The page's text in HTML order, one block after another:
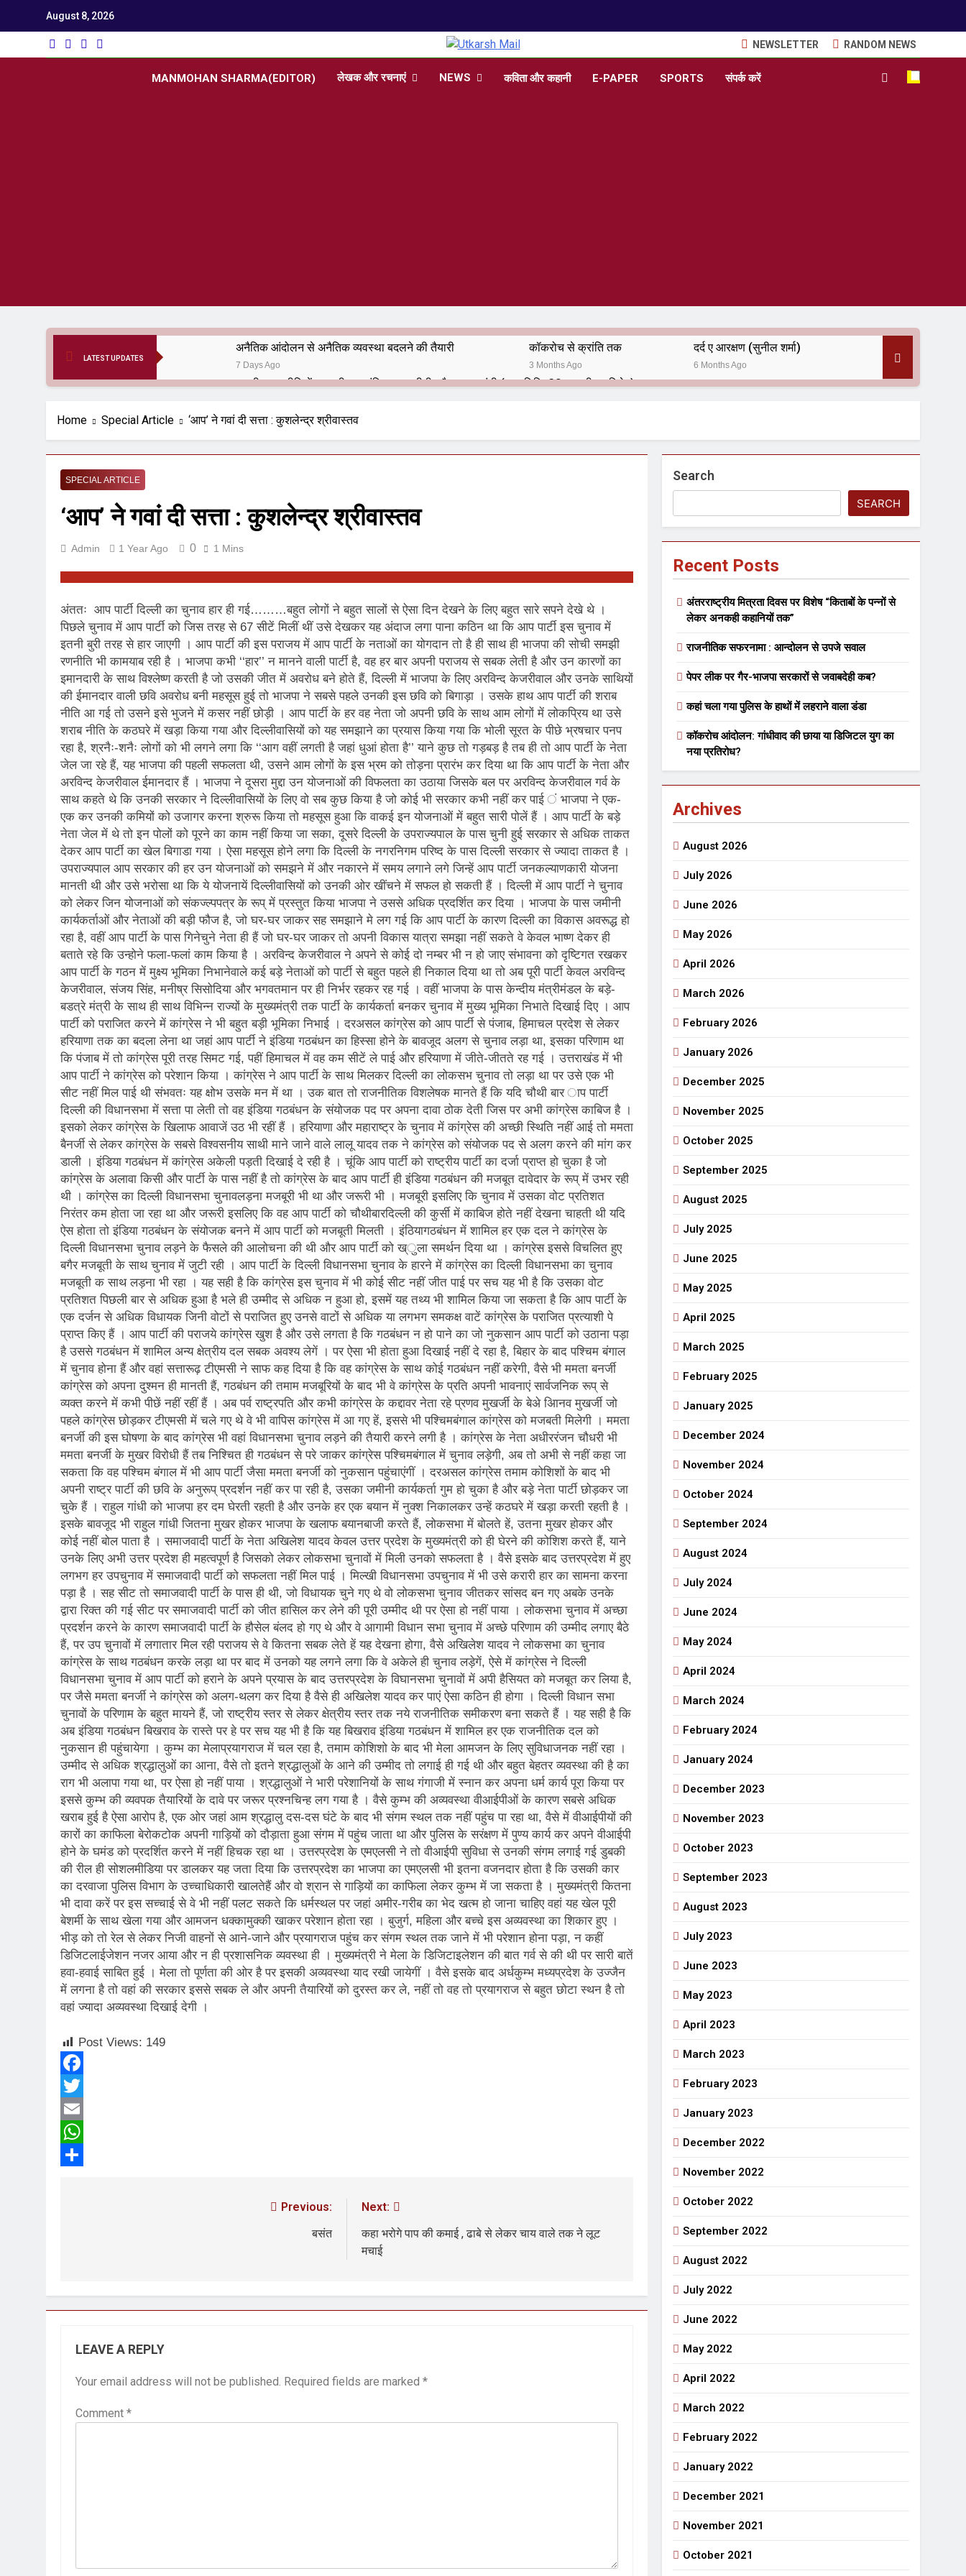
August 8, 2026
Utkarsh Mail
NEWSLETTER RANDOM NEWS
MANMOHAN SHARMA(EDITOR) लेखक और रचनाएं NEWS कविता और कहानी E-PAPER SPORTS संपर्क करें
LATEST UPDATES
अनैतिक आंदोलन से अनैतिक व्यवस्था बदलने की तैयारी
7 Days Ago
कॉकरोच से क्रांति तक
3 Months Ago
दर्द ए आरक्षण (सुनील शर्मा)
6 Months Ago
भारतीय राजनीति में आज भी प्रासांगिक एव अद्वीतीय है महात्मा गांधी (पुण्य तिथि-30 जनवरी पर विशेष)
आर्य समाज मधुबनी बिहार का शताब्दी समारोह
हरियाणा सरकार के बाबा बंदा सिंह बहादुर की स्मृति में स्मारक निर्माण की दिशा में बढ़ते कदम
1 Year Ago
पाकिस्तान और PoK में 9 आतंकी ठिकानों पर भारत ने की एयर स्ट्राइक (ऑपरेशन सिन्दूर)
1 Year Ago
अनुराधा प्रकाशन, नई दिल्ली द्वारा ‘पुस्तक लोकार्पण, काव्य गोष्ठी एवं सम्मान समारोह’ का भव्य आयोजन
2 Years Ago
कितना बदल गया इंसान’ (सम्पादकीय)
2 Years Ago
अबकी बार हुए न पार
2 Years Ago
दिल्ली की फ़िरदौस ख़ान को मिला बेस्ट वालंटियर अवॉर्ड–लाल बिहारी लाल
2 Years Ago
समाज सेवा मे तत्पर दानवीर परिवार
“अंतर्राष्ट्रीय महिला दिवस “ की बहुत बहुत बधाई
2 Years Ago
भारत रत्न जननायक कर्पूरी ठाकुर
3 Years Ago
राम नाम लो प्रेम से – मनमोहन शर्मा ‘शरण’ (सम्पादकीय )
3 Years Ago
विश्व पुस्तक मेले (10-18 फरवरी) में अनुराधा प्रकाशन के स्टाल पर अपनी पुस्तक को प्रदर्शित/विमोचन हेतु संपर्क करें
3 Years Ago
२१वीं सदी में विश्व में हिंदी भाषा की स्वीकृति
3 Years Ago
मत बहाओ खून
3 Years Ago
सम्पादकीय : इंडिया / भारत , जी-20 में ‘भार-त’ का चमका सितारा
3 Years Ago
नोसेना प्रमुख एडमिरल आर हरि कुमार ने किया अनुराधा प्रकाशन की पुस्तकों एवं ‘उत्कर्ष मेल’ का लोकार्पण
3 Years Ago 3 Years Ago
डॉ. अम्बेडकर भारत के भव्यभाल पर एक सुरम्य तिलकहैं
3 Years Ago
श्री हनुमानजी का जन्म महोत्सव का भव्य आयोजन
3 Years Ago
अंतरराष्ट्रीय मित्रता दिवस पर विशेष “किताबों के पन्नों से लेकर अनकही कहानियों तक”
6 Days Ago
राजनीतिक सफरनामा : आन्दोलन से उपजे सवाल
पेपर लीक पर गैर-भाजपा सरकारों से जवाबदेही कब?
7 Days Ago
कहां चला गया पुलिस के हाथों में लहराने वाला डंडा
7 Days Ago
कॉकरोच आंदोलन: गांधीवाद की छाया या डिजिटल युग का नया प्रतिरोध?
7 Days Ago
संस्मरण : गर्मी की छुट्टियां और बचपन
Home Special Article ‘आप’ ने गवां दी सत्ता : कुशलेन्द्र श्रीवास्तव
SPECIAL ARTICLE
‘आप’ ने गवां दी सत्ता : कुशलेन्द्र श्रीवास्तव
Admin 1 Year Ago 0 1 Mins
अंततः आप पार्टी दिल्ली का चुनाव हार ही गई………बहुत लोगों ने बहुत सालों से ऐसा दिन देखने के लिए बहुत सारे सपने देखे थे ।
पिछले चुनाव में आप पार्टी को जिस तरह से 67 सीटें मिलीं थीं उसे देखकर यह अंदाज लगा पाना कठिन था कि आप पार्टी इस चुनाव में
इतनी बुरी तरह से हार जाएगी । आप पार्टी की इस पराजय में आप पार्टी के नताओं का योगदान तो है ही साथ ही भाजपा की सोची समझी
रणनीति भी कामयाब रही है । भाजपा कभी ‘‘हार’’ न मानने वाली पार्टी है, वह हर बार अपनी पराजय से सबक लेती है और उन कारणों का
इमानदारी के साथ विश्लेष्ण करती है जो उसकी जीत में अवरोध बने होते हैं, दिल्ली में भाजपा के लिए अरविन्द केजरीवाल और उनके साथियों
की ईमानदार वाली छवि अवरोध बनी महसूस हुई तो भाजपा ने सबसे पहले उनकी इस छवि को बिगाड़ा । उसके हाथ आप पार्टी की शराब
नीति आ गई तो उसने इसे भुजने में कसर नहीं छोड़ी । आप पार्टी के हर वह नेता जो अपनी छवि के साथ आम लोगों में लोकप्रिय था उसे
शराब नीति के कठघरे में खड़ा किया गया और दिल्लीवासियों को यह समझाने का प्रयास किया गया कि भोली सूरत के पीछे भ्रषचार पनप
रहा है, श्रनैः-शनैः लोगों को भी लगने लगा कि ‘‘आग वहीं लगती है जहां धुआं होता है’’ याने कुछ तो गड़बड़ है तब ही तो आप पार्टी के नेता
जेल जा रहे हैं, यह भाजपा की पहली सफलता थी, उसने आम लोगों के इस भ्रम को तोड़ना प्रारंभ कर दिया था कि आप पार्टी के नेता और
अरविन्द केजरीवाल ईमानदार हैं । भाजपा ने दूसरा मुद्दा उन योजनाओं की विफलता का उठाया जिसके बल पर अरविन्द केजरीवाल गर्व के
साथ कहते थे कि उनकी सरकार ने दिल्लीवासियों के लिए वो सब कुछ किया है जो कोई भी सरकार कभी नहीं कर पाई ं भाजपा ने एक-
एक कर उनकी कमियों को उजागर करना श्रुरू किया तो महसूस हुआ कि वाकई इन योजनाओं में बहुत सारी पोलें हैं । आप पार्टी के बड़े
नेता जेल में थे तो इन पोलों को पूरने का काम नहीं किया जा सका, दूसरे दिल्ली के उपराज्यपाल के पास चुनी हुई सरकार से अधिक ताकत
देकर आप पार्टी का खेल बिगाडा गया । ऐसा महसूस होने लगा कि दिल्ली के नगरनिगम परिष्द के पास दिल्ली सरकार से ज्यादा ताकत है ।
उपराज्यपाल आप सरकार की हर उन योजनाओं को समझने में और नकारने में समय लगाने लगे जिन्हें आप पार्टी जनकल्याणकारी योजना
मानती थी और उसे भरोसा था कि ये योजनायें दिल्लीवासियों को उनकी ओर खींचने में सफल हो सकती हैं । दिल्ली में आप पार्टी ने चुनाव
को लेकर जिन योजनाओं को संकज्ल्पपत्र के रूप् में प्रस्तुत किया भाजपा ने उससे अधिक प्रदर्शित कर दिया । भाजपा के पास जमीनी
कार्यकर्ताओं और नेताओं की बड़ी फौज है, जो घर-घर जाकर सह समझाने मे लग गई कि आप पार्टी के कारण दिल्ली का विकास अवरूद्ध हो
रहा है, वहीं आप पार्टी के पास गिनेचुने नेता ही हैं जो घर-घर जाकर तो अपनी विकास यात्रा समझा नहीं सकते वे केवल भाष्ण देकर ही
बताते रहे कि उन्होने फला-फलां काम किया है । अरविन्द केजरीवाल ने अपने से कोई दो नम्बर भी न हो जाए संभावना को दृष्टिगत रखकर
आप पार्टी के गठन में मुक्ष्य भूमिका निभानेवाले कई बड़े नेताओं को पार्टी से बहुत पहले ही निकाल दिया था तो अब पूरी पार्टी केवल अरविन्द
केजरीवाल, संजय सिंह, मनीष्र सिसोदिया और भगवतमान पर ही निर्भर रहकर रह गई । वहीं भाजपा के पास केन्दीय मंत्रीमंडल के बड़े-
बडत्रे मंत्री के साथ ही साथ विभिन्न राज्यों के मुख्यमंत्री तक पार्टी के कार्यकर्ता बनकर चुनाव में मुख्य भूमिका निभाते दिखाई दिए । आप
पार्टी को पराजित करने में कांग्रेस ने भी बहुत बड़ी भूमिका निभाई । दरअसल कांग्रेस को आप पार्टी से पंजाब, हिमाचल प्रदेश से लेकर
हरियाणा तक का बदला लेना था जहां आप पार्टी ने इंडिया गठबंधन का हिस्सा होने के बावजूद अलग से चुनाव लड़ा था, इसका परिणाम था
कि पंजाब में तो कांग्रेस पूरी तरह सिमट गई, पहीं हिमाचल में वह कम सीटें ले पाई और हरियाणा में जीते-जीतते रह गई । उत्तराखंड में भी
आप पार्टी ने कांग्रेस को परेशान किया । कांग्रेस ने आप पार्टी के साथ मिलकर दिल्ली का लोकसभ चुनाव तो लड़ा था पर उसे एक भी
सीट नहीं मिल पाई थी संभवतः यह क्षोभ उसके मन में था । उक बात तो राजनीतिक विशलेषक मानते हैं कि यदि चौथी बार ाप पार्टी
दिल्ली की विधानसभा में सत्ता पा लेती तो वह इंडिया गठबंधन के संयोजक पद पर अपना दावा ठोक देती जिस पर अभी कांग्रेस काबिज है ।
इसको लेकर कांग्रेस के खिलाफ आवाजें उठ भी रहीं हैं । हरियाणा और महाराष्ट्र के चुनाव में कांग्रेस की अच्छी स्थिति नहीं आई तो ममता
बैनर्जी से लेकर कांग्रेस के सबसे विश्वसनीय साथी माने जाने वाले लालू यादव तक ने कांग्रेस को संयोजक पद से अलग करने की मांग कर
डाली । इंडिया गठबंधन में कांग्रेस अकेली पड़ती दिखाई दे रही है । चूंकि आप पार्टी को राष्ट्रीय पार्टी का दर्जा प्राप्त हो चुका है जो
कांग्रेस के अलावा किसी और पार्टी के पास नहीं है तो कांग्रेस के बाद आप पार्टी ही इंडिया गठबंधन की मजबूत दावेदार के रूप् में उभर रही
थी । कांग्रेस का दिल्ली विधानसभा चुनावलड़ना मजबूरी भी था और जरूरी भी । मजबूरी इसलिए कि चुनाव में उसका वोट प्रतिशत
निरंतर कम होता जा रहा था और जरूरी इसलिए कि वह आप पार्टी को चौथीबारदिल्ली की कुर्सी में काबिज होते नहीं देखना चाहती थी यदि
ऐस होता तो इंडिया गठबंधन के संयोजक बनने में आप पार्टी को मजबूती मिलती । इंठियागठबंधन में शामिल हर एक दल ने कांग्रेस के
दिल्ली विधानसभा चुनाव लड़ने के फैसले की आलोचना की थी और आप पार्टी को ख्ुला समर्थन दिया था । कांग्रेस इससे विचलित हुए
बगैर मजबूती के साथ चुनाव में जुटी रही । आप पार्टी के दिल्ली विधानसभा चुनाव के हारने में कांग्रेस का दिल्ली विधानसभा का चुनाव
मजबूती क साथ लड़ना भी रहा । यह सही है कि कांग्रेस इस चुनाव में भी कोई सीट नहीं जीत पाई पर सच यह भी है कि उसका वोट
प्रतिशत पिछली बार से अधिक हुआ है भले ही उम्मीद से अधिक न हुआ हो, इसमें यह तथ्य भी शामिल किया जा सकता है कि आप पार्टी के
एक दर्जन से अधिक विधायक जिनी वोटों से पराजित हुए उनसे वाटों से अधिक या लगभग समकक्ष वाटें कांग्रेस के पराजित प्रत्याशी पे
प्राप्त किए हैं । आप पार्टी की पराजये कांग्रेस खुश है और उसे लगता है कि गठबंधन न हो पाने का जो नुकसान आप पार्टी को उठाना पड़ा
है उससे गठबंधन में शामिल अन्य क्षेत्रीय दल सबक अवश्य लेगें । पर ऐसा भी होता हुआ दिखाई नहीं दे रहा है, बिहार के बाद पश्चिम बंगाल
में चुनाव होना हैं और वहां सत्तारूढ़ टीएमसी ने साफ कह दिया है कि वह कांग्रेस के साथ कोई गठबंधन नहीं करेगी, वैसे भी ममता बनर्जी
कांग्रेस को अपना दुश्मन ही मानती हैं, गठबंधन की तमाम मजबूरियों के बाद भी वे कांग्रेस के प्रति अपनी भावनाएं सार्वजनिक रूप् से
व्यक्त करने में कभी पीछें नहीं रहीं हैं । अब पर्व राष्ट्रपति और कभी कांग्रेस के कद्दावर नेता रहे प्रणव मुखर्जी के बेअे अिानव मुखर्जी जो
पहले कांग्रेस छोड़कर टीएमसी में चले गए थे वे भी वापिस कांग्रेस में आ गए हें, इससे भी पश्चिमबंगाल कांग्रेस को मजबती मिलेगी । ममता
बनर्जी की इस घोषणा के बाद कांग्रेस भी वहां विधानसभा चुनाव लड़ने की तैयारी करने लगी है । कांग्रेस के नेता अधीररंजन चौधरी भी
ममता बनर्जी के मुखर विरोधी हैं तब निश्चित ही गठबंधन से परे जाकर कांग्रेस पश्चिमबंगाल में चुनाव लड़ेगी, अब तो अभी से नहीं कहा जा
सकता कि वह पश्चिम बंगाल में भी आप पार्टी जैसा ममता बनर्जी को नुकसान पहुंचाएंगीं । दरअसल कांग्रेस तमाम कोशिशों के बाद भी
अपनी राष्ट्र पार्टी की छवि के अनुरूप् प्रदर्शन नहीं कर पा रही है, उसका जमीनी कार्यकर्ता गुम हो चुका है और बड़े नेता पार्टी छोड़कर जा
चुके हैं । राहुल गांधी को भाजपा हर दम घेरती रहती है और उनके हर एक बयान में नुक्श निकालकर उन्हें कठघरे में खड़ा करती रहती है ।
इसके बावजूद भी राहुल गांधी जितना मुखर होकर भाजपा के खलाफ बयानबाजी करते हैं, लोकसभा में बोलते हें, उतना मुखर होकर और
कोई नहीं बोल पाता है । समाजवादी पार्टी के नेता अखिलेश यादव केवल उत्तर प्रदेश के मुख्यमंत्री को ही घेरने की कोशिश करते हैं, याने
उनके लिए अभी उत्तर प्रदेश ही महत्वपूर्ण है जिसको लेकर लोकसभा चुनावों में मिली उनको सफलता है । वैसे इसके बाद उत्तरप्रदेश में हुए
लगभग हर उपचुनाव में समाजवादी पार्टी को सफलता नहीं मिल पाई । मिल्खी विधानसभा उपचुनाव में भी उसे करारी हार का सामना करना
पड़ा है । सह सीट तो समाजवादी पार्टी के पास ही थी, जो विधायक चुने गए थे वो लोकसभा चुनाव जीतकर सांसद बन गए अबके उनके
द्वारा रिक्त की गई सीट पर समाजवादी पार्टी को जीत हासिल कर लेने की पूरी उम्मीद थी पर ऐसा हो नहीं पाया । लोकसभा चुनाव में अच्छा
प्रदर्शन करने के कारण समाजवादी पार्टी के हौसेल बंलद हो गए थे और वे आगामी विधान सभा चुनाव में अच्छे परिणाम की उम्मीद लगाए बैठे
हैं, पर उप चुनावों में लगातार मिल रही पराजय से वे कितना सबक लेते हें यह देखना होगा, वैसे अखिलेश यादव ने लोकसभा का चुनाव
कांग्रेस के साथ गठबंधन करके लड़ा था पर बाद में उनको यह लगने लगा कि वे अकेले ही चुनाव लड़ेगें, ऐसे में कांग्रेस ने दिल्ली
विधानसभा चुनाव में आप पार्टी को हराने के अपने प्रयास के बाद उत्तरप्रदेश के विघानसभा चुनावों में अपी हैसियत को मजबूत कर लिया है,
पर जैसे ममता बनर्जी ने कांग्रेस को अलग-थलग कर दिया है वैसे ही अखिलेश यादव कर पाएं ऐसा कठिन ही होगा । दिल्ली विधान सभा
चुनावों के परिणाम के बहुत मायने हैं, जो राष्ट्रीय स्तर से लेकर क्षेत्रीय स्तर तक नये राजनीतिक समीकरण बना सकते हैं । यह सही है कि
अब इंडिया गठबंधन बिखराव के रास्ते पर हे पर सच यह भी है कि यह बिखराव इंडिया गठबंधन में शामिल हर एक राजनीतिक दल को
नुकसान ही पहुंचायेगा । कुम्भ का मेलाप्रयागराज में चल रहा है, तमाम कोशिशो के बाद भी मेला आमजन के लिए सुविधाजनक नहीं रहा ।
उम्मीद से अधिक श्रद्धालुओं का आना, वैसे तो इतने श्रद्धालुओं के आने की उम्मीद तो लगाई ही गई थी और बहुत बेहतर व्यवस्था की है का
राग भी अलापा गया था, पर ऐसा हो नहीं पाया । श्रद्धालुओं ने भारी परेशानियों के साथ गंगाजी में स्नान कर अपना धर्म कार्य पूरा किया पर
इससे कुम्भ की व्यवपक तैयारियों के दावे पर जरूर प्रश्नचिन्ह लग गया है । वैसे कुम्भ की अव्यवस्था वीआईपीओं के कारण सबसे अधिक
खराब हुई है ऐसा आरोप है, एक ओर जहां आम श्रद्धालु दस-दस घंटे के बाद भी संगम स्थल तक नहीं पहुंच पा रहा था, वैसे में वीआईपीयों की
कारों का काफिला बेरोकटोक अपनी गाड़ियों को दौड़ाता हुआ संगम में पहुंच जाता था और पुलिस के सरंक्षण में पुण्य कार्य कर अपने वीआईपी
होने के घमंड को प्रदर्शित करने में नहीं हिचक रहा था । उत्तरप्रदेश के एमएलसी ने तो वीआईपी सुविधा से उनकी संगम लगाई गई डुबकी
की रील ही सोशलमीडिया पर डालकर यह जता दिया कि उत्तरप्रदेश का भाजपा का एमएलसी भी इतना वजनदार होता है कि उसकी कार
का दरवाजा पुलिस विभाग के उच्चाधिकारी खालतेहैं और वो श्रान से गाड़ियों का काफिला लेकर कुम्भ में जा सकता है । मुख्यमंत्री कितना
भी दावा करें पर इस सच्चाई से वे भी नहीं पलट सकते कि धर्मस्थल पर जहां अमीर-गरीब का भेद खत्म हो जाना चाहिए वहां यह खेल पूरी
बेशर्मी के साथ खेला गया और आमजन धक्कामुक्की खाकर परेशान होता रहा । बुजुर्ग, महिला और बच्चे इस अव्यवस्था का शिकार हुए ।
भीड़ को तो रेल से लेकर निजी वाहनों से आने-जाने और प्रयागराज पहुंच कर संगम स्थल तक जाने में भी परेशान होना पड़ा, न कहीं
डिजिटलाईजेशन नजर आया और न ही प्रशासनिक व्यवस्था ही । मुख्यमंत्री ने मेला के डिजिटाइलेशन की बात गर्व से की थी पर सारी बातें
हवा-हवाई साबित हुई । मेला तो पूर्णता की ओर है पर इसकी अव्यवस्था याद रखी जायेगीं । वैसे इसके बाद अर्धकुम्भ मध्यप्रदेश के उज्जैन
में लगना है तो वहां की सरकार इससे सबक ले और अपनी तैयारियों को दुरस्त कर ले, नहीं तो वह तो प्रयागराज से बहुत छोटा स्थन है तो
वहां ज्यादा अव्यवस्था दिखाई देगी ।
Post Views: 149
Facebook
Twitter
Email
WhatsApp
Previous:
बसंत
Next:
कहा भरोगे पाप की कमाई , ढाबे से लेकर चाय वाले तक ने लूट
मचाई
LEAVE A REPLY
Your email address will not be published. Required fields are marked *
Comment *
Search
SEARCH
Recent Posts
अंतरराष्ट्रीय मित्रता दिवस पर विशेष “किताबों के पन्नों से
लेकर अनकही कहानियों तक”
राजनीतिक सफरनामा : आन्दोलन से उपजे सवाल
पेपर लीक पर गैर-भाजपा सरकारों से जवाबदेही कब?
कहां चला गया पुलिस के हाथों में लहराने वाला डंडा
कॉकरोच आंदोलन: गांधीवाद की छाया या डिजिटल युग का
नया प्रतिरोध?
Archives
August 2026
July 2026
June 2026
May 2026
April 2026
March 2026
February 2026
January 2026
December 2025
November 2025
October 2025
September 2025
August 2025
July 2025
June 2025
May 2025
April 2025
March 2025
February 2025
January 2025
December 2024
November 2024
October 2024
September 2024
August 2024
July 2024
June 2024
May 2024
April 2024
March 2024
February 2024
January 2024
December 2023
November 2023
October 2023
September 2023
August 2023
July 2023
June 2023
May 2023
April 2023
March 2023
February 2023
January 2023
December 2022
November 2022
October 2022
September 2022
August 2022
July 2022
June 2022
May 2022
April 2022
March 2022
February 2022
January 2022
December 2021
November 2021
October 2021